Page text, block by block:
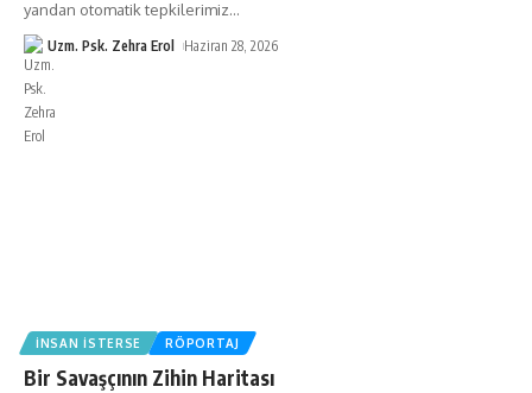
yandan otomatik tepkilerimiz…
Uzm. Psk. Zehra Erol Haziran 28, 2026
İNSAN İSTERSE RÖPORTAJ
Bir Savaşçının Zihin Haritası